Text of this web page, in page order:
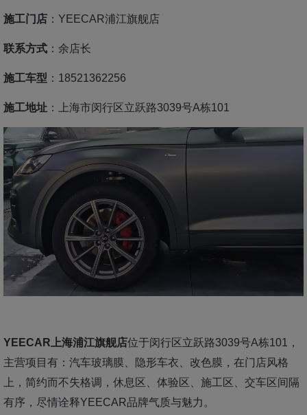
施工门店 ：YEECAR浦江旗舰店
联系方式 ：余店长
施工车型 ：18521362256
施工地址 ：上海市闵行区立跃路3039号A栋101
YEECAR上海浦江旗舰店位于闵行区立跃路3039号A栋101，
主营项目有：汽车玻璃膜、隐形车衣、改色膜，在门店风格
上，简约而不失格调，休息区、体验区、施工区、交车区间隔
有序，尽情诠释YEECAR品牌气质与魅力。